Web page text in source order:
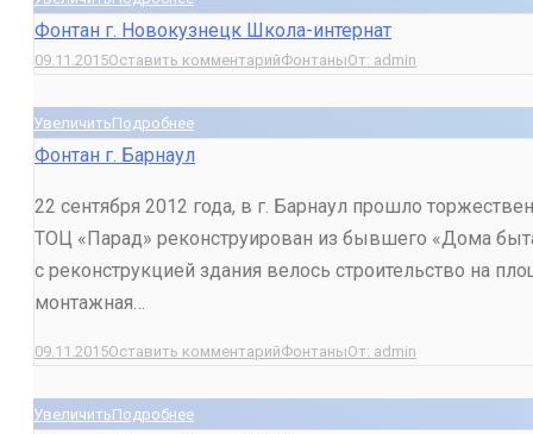
Фонтан г. Новокузнецк Школа-интернат
09.11.2015Оставить комментарийФонтаныОт: admin
УвеличитьПодробнее
Фонтан г. Барнаул
22 сентября 2012 года, в г. Барнаул прошло
ТОЦ «Парад» реконструирован из бывшего «Дома
с реконструкцией здания велось строительство на
монтажная…
09.11.2015Оставить комментарийФонтаныОт: admin
УвеличитьПодробнее